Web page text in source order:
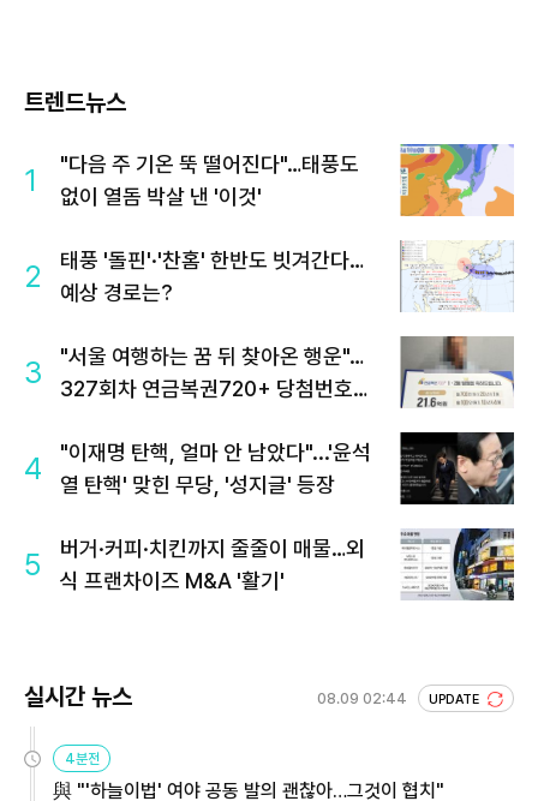
트렌드뉴스
1
"다음 주 기온 뚝 떨어진다"…태풍도
없이 열돔 박살 낸 '이것'
2
태풍 '돌핀'·'찬홈' 한반도 빗겨간다…
예상 경로는?
3
"서울 여행하는 꿈 뒤 찾아온 행운"…
327회차 연금복권720+ 당첨번호조
4
"이재명 탄핵, 얼마 안 남았다"...'윤석
열 탄핵' 맞힌 무당, '성지글' 등장
5
버거·커피·치킨까지 줄줄이 매물…외
식 프랜차이즈 M&A '활기'
실시간 뉴스 08.09 02:44 UPDATE
4분전
與 "'하늘이법' 여야 공동 발의 괜찮아…그것이 협치"